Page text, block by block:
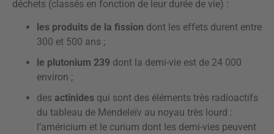
déchets (classés en fonction de leur durée de vie) :
les produits de la fission dont les effets durent entre
300 et 500 ans ;
le plutonium 239 dont la demi-vie est de 24 000
environ ;
des actinides qui sont des éléments très radioactifs
du tableau de Mendeleïv au noyau très lourd :
l’américium et le curium dont les demi-vies peuvent